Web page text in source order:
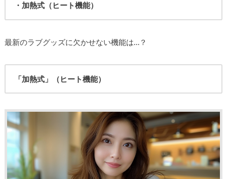
・加熱式（ヒート機能）
最新のラブグッズに欠かせない機能は…？
「加熱式」（ヒート機能）